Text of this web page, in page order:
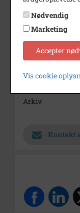
Bemærkning
Årstal
Arkiv
Kontakt
Nødvendig
Marketing
Accepter
Vis cookie